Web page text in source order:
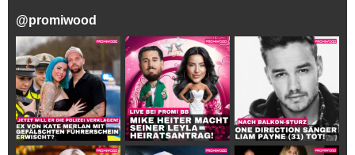
@promiwood